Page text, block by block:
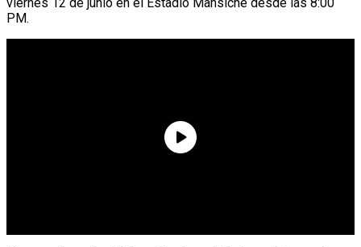
viernes 12 de junio en el Estadio Mansiche desde las 8:00
PM.